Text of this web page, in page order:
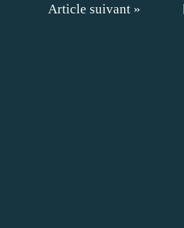
Article suivant »